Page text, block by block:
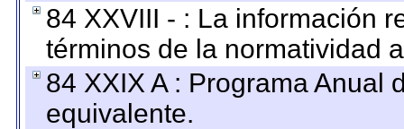
84 XXVIII - : La información
términos de la normatividad
84 XXIX A : Programa Anual
equivalente.